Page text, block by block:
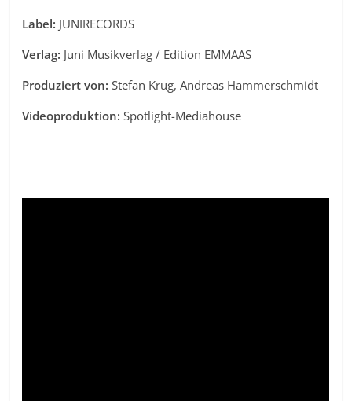
Label: JUNIRECORDS
Verlag: Juni Musikverlag / Edition EMMAAS
Produziert von: Stefan Krug, Andreas Hammerschmidt
Videoproduktion: Spotlight-Mediahouse